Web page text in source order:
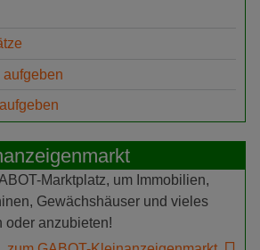
Marktplatz, um Immobilien,
Gewächshäuser und vieles
oder anzubieten!